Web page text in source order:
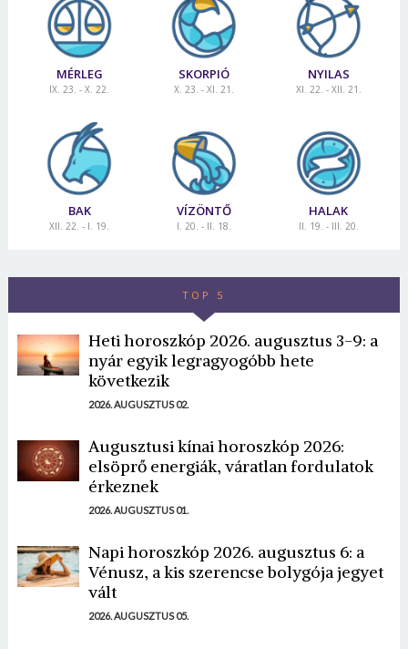
MÉRLEG
IX. 23. - X. 22.
SKORPIÓ
X. 23. - XI. 21.
NYILAS
XI. 22. - XII. 21.
BAK
XII. 22. - I. 19.
VÍZÖNTŐ
I. 20. - II. 18.
HALAK
II. 19. - III. 20.
TOP 5
Heti horoszkóp 2026. augusztus 3-9: a
nyár egyik legragyogóbb hete
következik
2026. AUGUSZTUS 02.
Augusztusi kínai horoszkóp 2026:
elsöprő energiák, váratlan fordulatok
érkeznek
2026. AUGUSZTUS 01.
Napi horoszkóp 2026. augusztus 6: a
Vénusz, a kis szerencse bolygója jegyet
vált
2026. AUGUSZTUS 05.